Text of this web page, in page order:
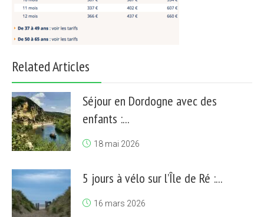
Related Articles
Séjour en Dordogne avec des
enfants :...
18 mai 2026
5 jours à vélo sur l’Île de Ré :...
16 mars 2026